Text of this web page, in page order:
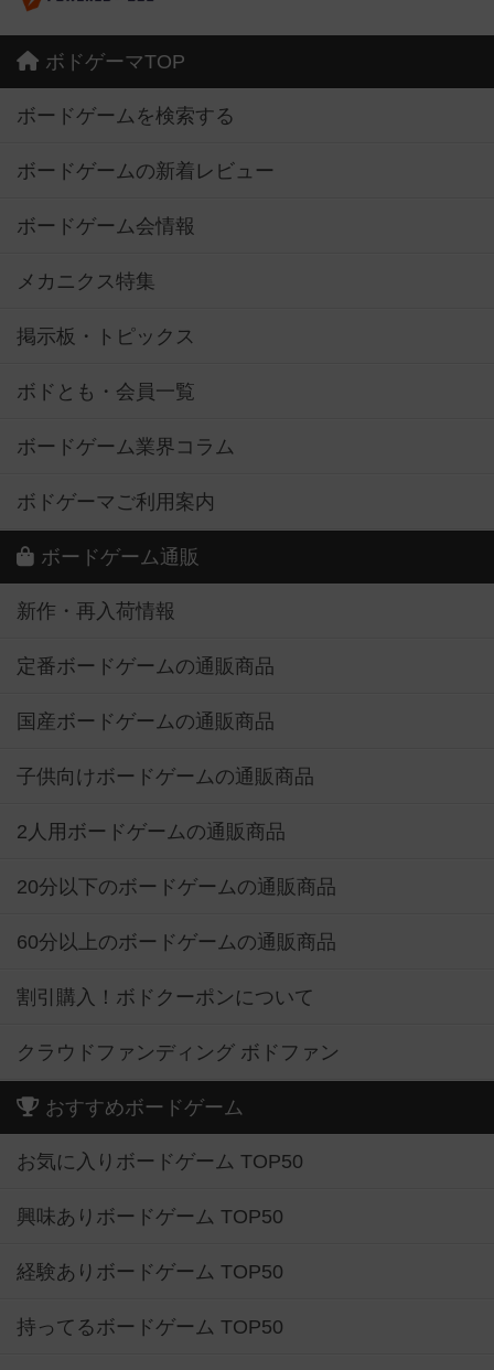
ボドゲーマTOP
ボードゲームを検索する
ボードゲームの新着レビュー
ボードゲーム会情報
メカニクス特集
掲示板・トピックス
ボドとも・会員一覧
ボードゲーム業界コラム
ボドゲーマご利用案内
ボードゲーム通販
新作・再入荷情報
定番ボードゲームの通販商品
国産ボードゲームの通販商品
子供向けボードゲームの通販商品
2人用ボードゲームの通販商品
20分以下のボードゲームの通販商品
60分以上のボードゲームの通販商品
割引購入！ボドクーポンについて
クラウドファンディング ボドファン
おすすめボードゲーム
お気に入りボードゲーム TOP50
興味ありボードゲーム TOP50
経験ありボードゲーム TOP50
持ってるボードゲーム TOP50